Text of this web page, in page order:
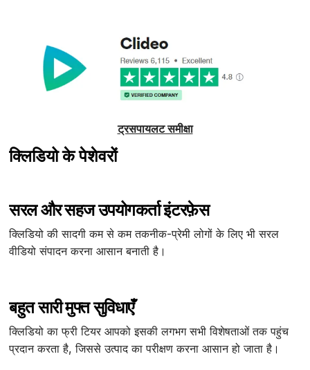
ट्रसपायलट समीक्षा
क्लिडियो के पेशेवरों
सरल और सहज उपयोगकर्ता इंटरफ़ेस
क्लिडियो की सादगी कम से कम तकनीक-प्रेमी लोगों के लिए भी सरल
वीडियो संपादन करना आसान बनाती है।
बहुत सारी मुफ्त सुविधाएँ
क्लिडियो का फ्री टियर आपको इसकी लगभग सभी विशेषताओं तक पहुंच
प्रदान करता है, जिससे उत्पाद का परीक्षण करना आसान हो जाता है।